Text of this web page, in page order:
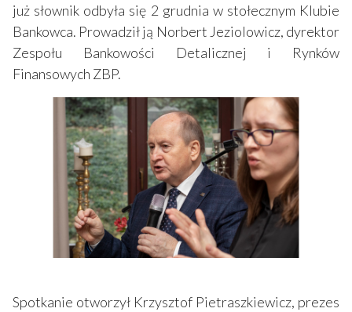
już słownik odbyła się 2 grudnia w stołecznym Klubie
Bankowca. Prowadził ją Norbert Jeziolowicz, dyrektor
Zespołu Bankowości Detalicznej i Rynków
Finansowych ZBP.
Spotkanie otworzył Krzysztof Pietraszkiewicz, prezes